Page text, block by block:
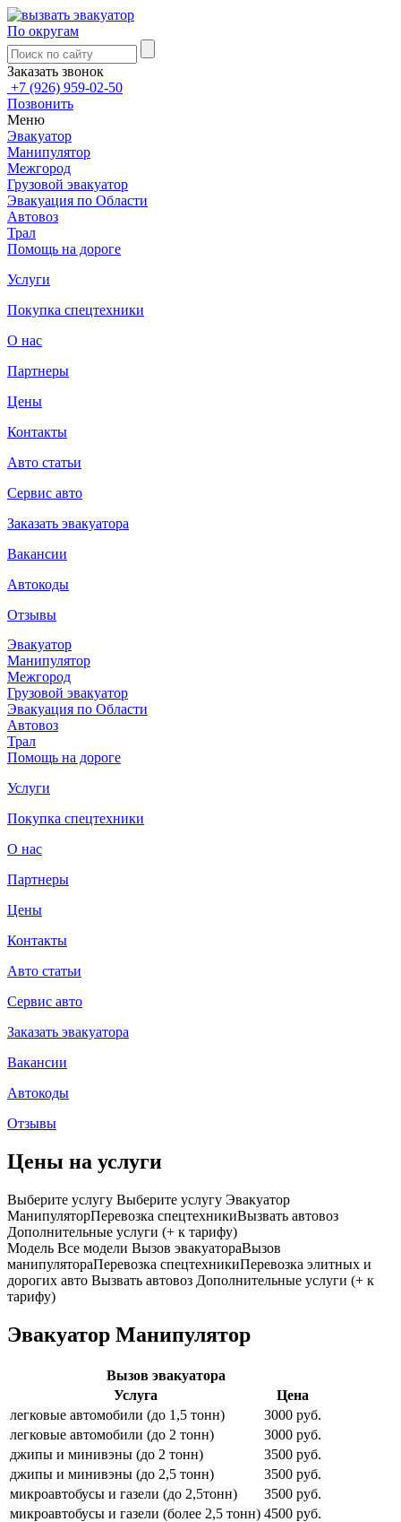
По округам
Заказать звонок
+7 (926) 959-02-50
Позвонить
Меню
Эвакуатор
Манипулятор
Межгород
Грузовой эвакуатор
Эвакуация по Области
Автовоз
Трал
Помощь на дороге
Услуги
Покупка спецтехники
О нас
Партнеры
Цены
Контакты
Авто статьи
Сервис авто
Заказать эвакуатора
Вакансии
Автокоды
Отзывы
Эвакуатор
Манипулятор
Межгород
Грузовой эвакуатор
Эвакуация по Области
Автовоз
Трал
Помощь на дороге
Услуги
Покупка спецтехники
О нас
Партнеры
Цены
Контакты
Авто статьи
Сервис авто
Заказать эвакуатора
Вакансии
Автокоды
Отзывы
Цены на услуги
Выберите услугу Выберите услугу Эвакуатор
МанипуляторПеревозка спецтехникиВызвать автовоз
Дополнительные услуги (+ к тарифу)
Модель Все модели Вызов эвакуатораВызов
манипулятораПеревозка спецтехникиПеревозка элитных и
дорогих авто Вызвать автовоз Дополнительные услуги (+ к
тарифу)
Эвакуатор Манипулятор
Вызов эвакуатора
Услуга
Цена
легковые автомобили (до 1,5 тонн)
3000 руб.
легковые автомобили (до 2 тонн)
3000 руб.
джипы и минивэны (до 2 тонн)
3500 руб.
джипы и минивэны (до 2,5 тонн)
3500 руб.
микроавтобусы и газели (до 2,5тонн)
3500 руб.
микроавтобусы и газели (более 2,5 тонн) 4500 руб.